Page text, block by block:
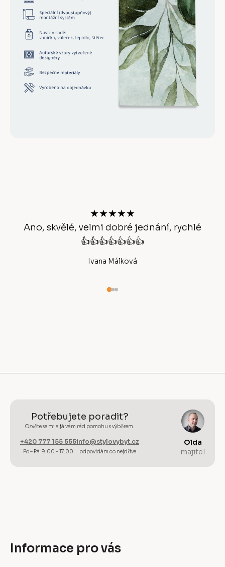
★★★★★
Ano, skvělé, velmi dobré jednání, rychlé
👍👍👍👍👍👍👍
Ivana Málková
Potřebujete poradit?
Ozvěte se mi a já vám rád pomohu s výběrem.
+420 777 155 555
Po – Pá 9:00 – 17:00
info@stylovybyt.cz
odpovídám co nejdříve
Olda
majitel
Informace pro vás